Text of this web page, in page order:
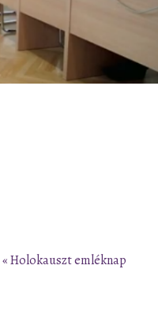
« Holokauszt emléknap